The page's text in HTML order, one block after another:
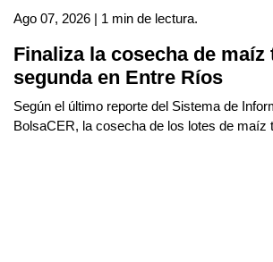
Ago 07, 2026 | 1 min de lectura.
Finaliza la cosecha de maíz
segunda en Entre Ríos
Según el último reporte del Sistema de
BolsaCER, la cosecha de los lotes de